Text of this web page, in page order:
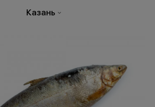
Казань